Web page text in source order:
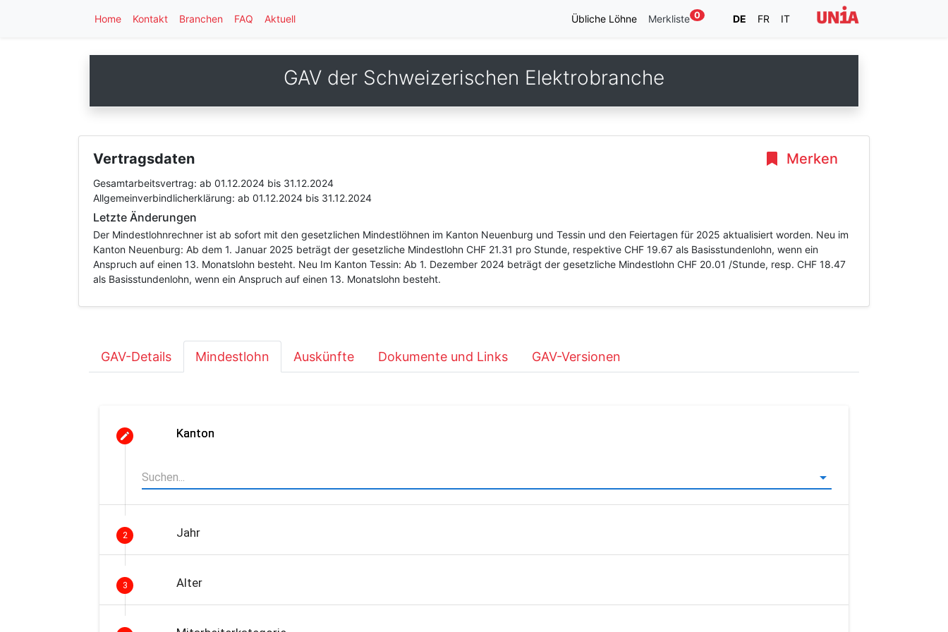
Home Kontakt Branchen FAQ Aktuell Übliche Löhne Merkliste 0 DE FR IT
GAV der Schweizerischen Elektrobranche
Merken
Vertragsdaten
Gesamtarbeitsvertrag: ab 01.12.2024 bis 31.12.2024
Allgemeinverbindlicherklärung: ab 01.12.2024 bis 31.12.2024
Letzte Änderungen
Der Mindestlohnrechner ist ab sofort mit den gesetzlichen Mindestlöhnen im Kanton Neuenburg und Tessin und den Feiertagen für 2025 aktualisiert worden. Neu im
Kanton Neuenburg: Ab dem 1. Januar 2025 beträgt der gesetzliche Mindestlohn CHF 21.31 pro Stunde, respektive CHF 19.67 als Basisstundenlohn, wenn ein
Anspruch auf einen 13. Monatslohn besteht. Neu Im Kanton Tessin: Ab 1. Dezember 2024 beträgt der gesetzliche Mindestlohn CHF 20.01 /Stunde, resp. CHF 18.47
als Basisstundenlohn, wenn ein Anspruch auf einen 13. Monatslohn besteht.
GAV-Details Mindestlohn Auskünfte Dokumente und Links GAV-Versionen
Kanton
2 Jahr
3 Alter